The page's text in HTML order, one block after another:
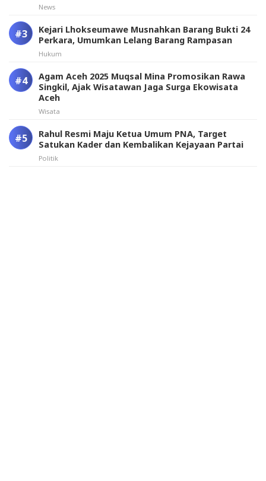
News
Kejari Lhokseumawe Musnahkan Barang Bukti 24
Perkara, Umumkan Lelang Barang Rampasan
Hukum
Agam Aceh 2025 Muqsal Mina Promosikan Rawa
Singkil, Ajak Wisatawan Jaga Surga Ekowisata
Aceh
Wisata
Rahul Resmi Maju Ketua Umum PNA, Target
Satukan Kader dan Kembalikan Kejayaan Partai
Politik